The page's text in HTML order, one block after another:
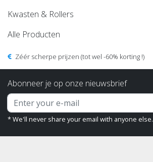
Kwasten & Rollers
Alle Producten
Zéér scherpe prijzen (tot wel -60% korting !)
Abonneer je op onze nieuwsbrief
* We'll never share your email with anyone else.